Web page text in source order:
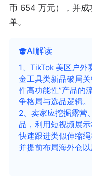
币 654 万元），并成
单。
AI解读
1、TikTok 美区户外
金工具类新品破局
件高功能性”产品的
争格局与选品逻辑。
2、卖家应挖掘露营
品，利用短视频展
快速跟进类似伸缩
并提前布局海外仓以